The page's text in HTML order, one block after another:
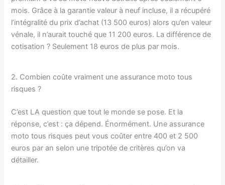
mois. Grâce à la garantie valeur à neuf incluse, il a récupéré
l’intégralité du prix d’achat (13 500 euros) alors qu’en valeur
vénale, il n’aurait touché que 11 200 euros. La différence de
cotisation ? Seulement 18 euros de plus par mois.
2. Combien coûte vraiment une assurance moto tous
risques ?
C’est LA question que tout le monde se pose. Et la
réponse, c’est : ça dépend. Énormément. Une assurance
moto tous risques peut vous coûter entre 400 et 2 500
euros par an selon une tripotée de critères qu’on va
détailler.